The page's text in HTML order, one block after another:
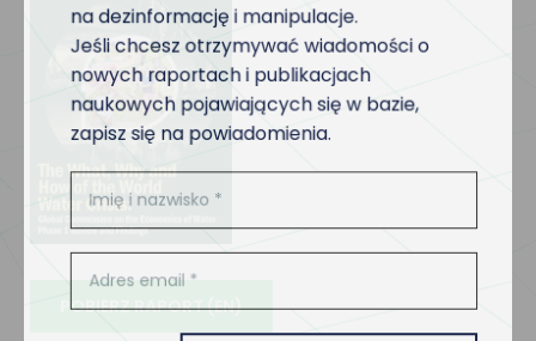
POBIERZ RAPORT (EN)
na dezinformację i manipulacje.
Jeśli chcesz otrzymywać wiadomości o
nowych raportach i publikacjach
naukowych pojawiających się w bazie,
zapisz się na powiadomienia.